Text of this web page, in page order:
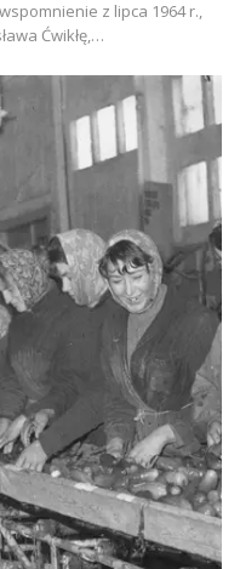
z lipca 1964 r.,
Ćwikłę,…